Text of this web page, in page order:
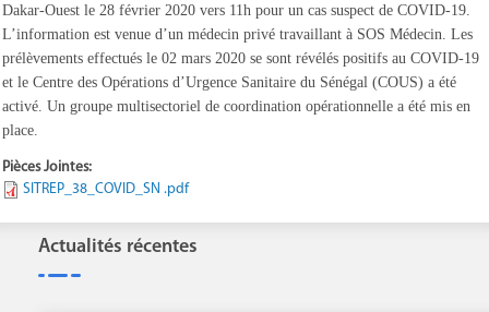
Dakar-Ouest le 28 février 2020 vers 11h pour un cas suspect de COVID-19.
L’information est venue d’un médecin privé travaillant à SOS Médecin. Les
prélèvements effectués le 02 mars 2020 se sont révélés positifs au COVID-19
et le Centre des Opérations d’Urgence Sanitaire du Sénégal (COUS) a été
activé. Un groupe multisectoriel de coordination opérationnelle a été mis en
place.
Pièces Jointes:
SITREP_38_COVID_SN .pdf
Actualités récentes